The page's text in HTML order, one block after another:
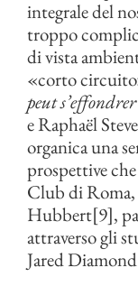
integrale del
troppo
di vista
«corto
peut s’effondrer
e Raphaël
organica una
prospettive
Club di
Hubbert[9],
attraverso gli
Jared